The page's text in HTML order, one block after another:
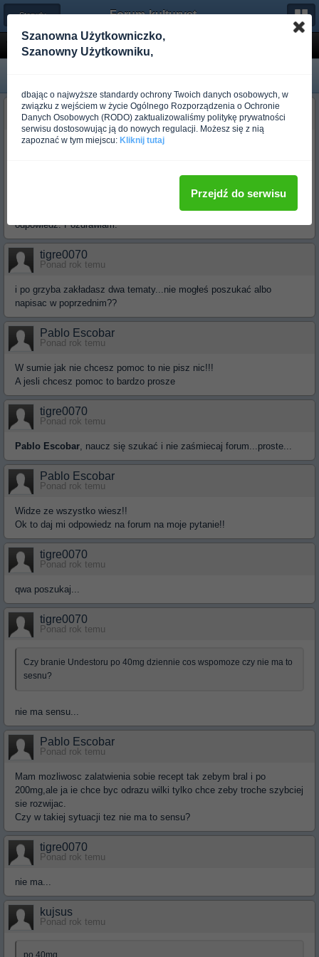
← Sterydy i Prohormony Forum-kulturystyka.pl
Wspomoze czy nie??
Pablo Escobar
Ponad rok temu
Witam. Czy branie Undestoru po 40mg dziennie cos wspomoze czy
Nie chodzi mi o to zeby byc wielkim tylko o to zeby po prostu troszke
szybciej sie rozwinac jesli chodzi o miesnie. Z gory dzieki za
odpowiedz. Pozdrawiam.
tigre0070
Ponad rok temu
i po grzyba zakładasz dwa tematy...nie mogłeś poszukać albo
napisac w poprzednim??
Pablo Escobar
Ponad rok temu
W sumie jak nie chcesz pomoc to nie pisz nic!!!
A jesli chcesz pomoc to bardzo prosze
tigre0070
Ponad rok temu
Pablo Escobar, naucz się szukać i nie zaśmiecaj forum...proste...
Pablo Escobar
Ponad rok temu
Widze ze wszystko wiesz!!
Ok to daj mi odpowiedz na forum na moje pytanie!!
tigre0070
Ponad rok temu
qwa poszukaj...
tigre0070
Ponad rok temu
Czy branie Undestoru po 40mg dziennie cos wspomoze czy nie ma to
sesnu?
nie ma sensu...
Pablo Escobar
Ponad rok temu
Mam mozliwosc zalatwienia sobie recept tak zebym bral i po
200mg,ale ja ie chce byc odrazu wilki tylko chce zeby troche szybciej
sie rozwijac.
Czy w takiej sytuacji tez nie ma to sensu?
tigre0070
Ponad rok temu
nie ma...
kujsus
Ponad rok temu
po 40mg
Szanowna Użytkowniczko,
Szanowny Użytkowniku,
dbając o najwyższe standardy ochrony Twoich danych osobowych, w
związku z wejściem w życie Ogólnego Rozporządzenia o Ochronie
Danych Osobowych (RODO) zaktualizowaliśmy politykę prywatności
serwisu dostosowując ją do nowych regulacji. Możesz się z nią
zapoznać w tym miejscu: Kliknij tutaj
Przejdź do serwisu